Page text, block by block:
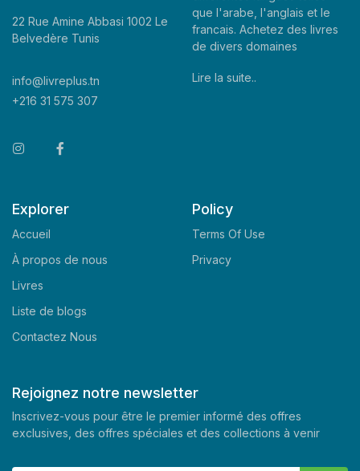
22 Rue Amine Abbasi 1002 Le
Belvedère Tunis
info@livreplus.tn
+216 31 575 307
que l'arabe, l'anglais et le
francais. Achetez des livres
de divers domaines
Lire la suite..
Explorer
Accueil
À propos de nous
Livres
Liste de blogs
Contactez Nous
Policy
Terms Of Use
Privacy
Rejoignez notre newsletter
Inscrivez-vous pour être le premier informé des offres
exclusives, des offres spéciales et des collections à venir